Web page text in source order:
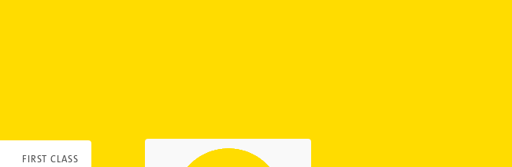
FIRST CLASS